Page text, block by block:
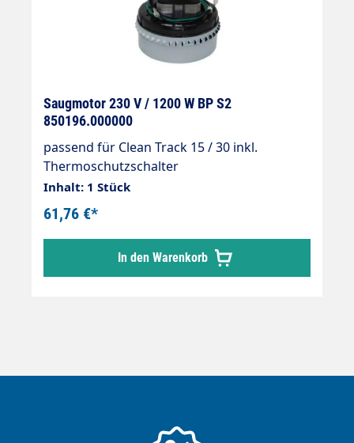
Saugmotor 230 V / 1200 W BP S2
850196.000000
passend für Clean Track 15 / 30 inkl.
Thermoschutzschalter
Inhalt: 1 Stück
61,76 €*
In den Warenkorb